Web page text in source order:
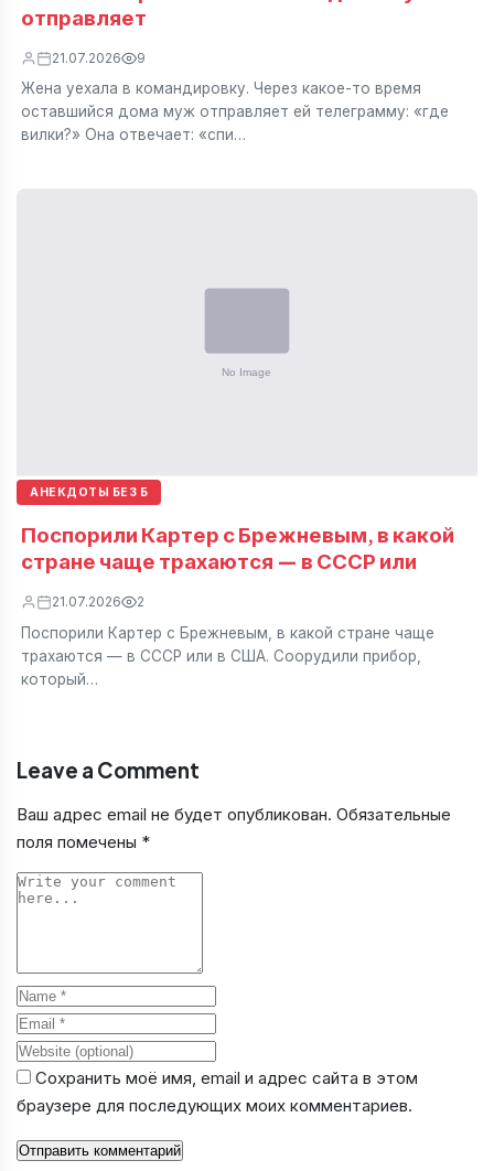
отправляет
21.07.2026 9
Жена уехала в командировку. Через какое-то время
оставшийся дома муж отправляет ей телеграмму: «где
вилки?» Она отвечает: «спи…
АНЕКДОТЫ БЕЗ Б
Поспорили Картер с Брежневым, в какой
стране чаще трахаются — в СССР или
21.07.2026 2
Поспорили Картер с Брежневым, в какой стране чаще
трахаются — в СССР или в США. Соорудили прибор,
который…
Leave a Comment
Ваш адрес email не будет опубликован. Обязательные
поля помечены *
Comment
Name
Email
Website
Сохранить моё имя, email и адрес сайта в этом
браузере для последующих моих комментариев.
Отправить комментарий